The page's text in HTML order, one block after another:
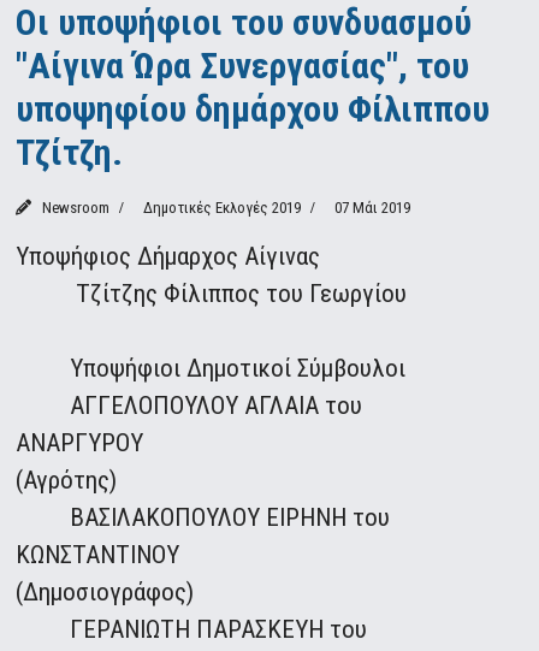
Οι υποψήφιοι του συνδυασμού
"Αίγινα Ώρα Συνεργασίας", του
υποψηφίου δημάρχου Φίλιππου
Τζίτζη.
Newsroom Δημοτικές Εκλογές 2019 07 Μάι 2019
Υποψήφιος Δήμαρχος Αίγινας
Τζίτζης Φίλιππος του Γεωργίου
Υποψήφιοι Δημοτικοί Σύμβουλοι
ΑΓΓΕΛΟΠΟΥΛΟΥ ΑΓΛΑΙΑ του
ΑΝΑΡΓΥΡΟΥ
(Αγρότης)
ΒΑΣΙΛΑΚΟΠΟΥΛΟΥ ΕΙΡΗΝΗ του
ΚΩΝΣΤΑΝΤΙΝΟΥ
(Δημοσιογράφος)
ΓΕΡΑΝΙΩΤΗ ΠΑΡΑΣΚΕΥΗ του